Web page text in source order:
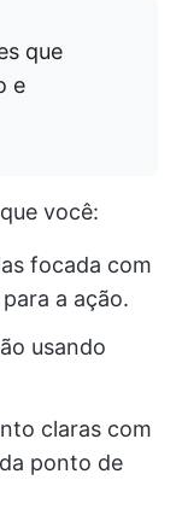
que
e
você:
focada com
a ação.
usando
claras com
ponto de